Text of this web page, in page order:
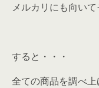
メルカリにも向いて
すると・・・
全ての商品を調べ上